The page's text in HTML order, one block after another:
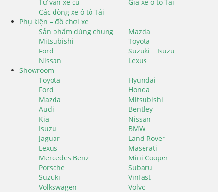
Tư vấn xe cũ
Giá xe ô tô Tải
Các dòng xe ô tô Tải
Phụ kiện – đồ chơi xe
Sản phẩm dùng chung
Mazda
Mitsubishi
Toyota
Ford
Suzuki – Isuzu
Nissan
Lexus
Showroom
Toyota
Hyundai
Ford
Honda
Mazda
Mitsubishi
Audi
Bentley
Kia
Nissan
Isuzu
BMW
Jaguar
Land Rover
Lexus
Maserati
Mercedes Benz
Mini Cooper
Porsche
Subaru
Suzuki
Vinfast
Volkswagen
Volvo